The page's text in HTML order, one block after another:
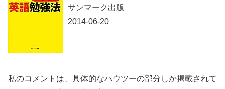
サンマーク出版
2014-06-20
私のコメントは、具体的なハウツーの部分しか掲載されて